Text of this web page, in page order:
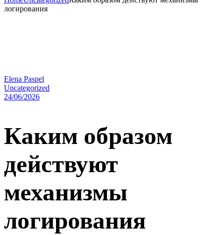
логирования
Elena Paspel
Uncategorized
24/06/2026
Каким образом
действуют
механизмы
логирования